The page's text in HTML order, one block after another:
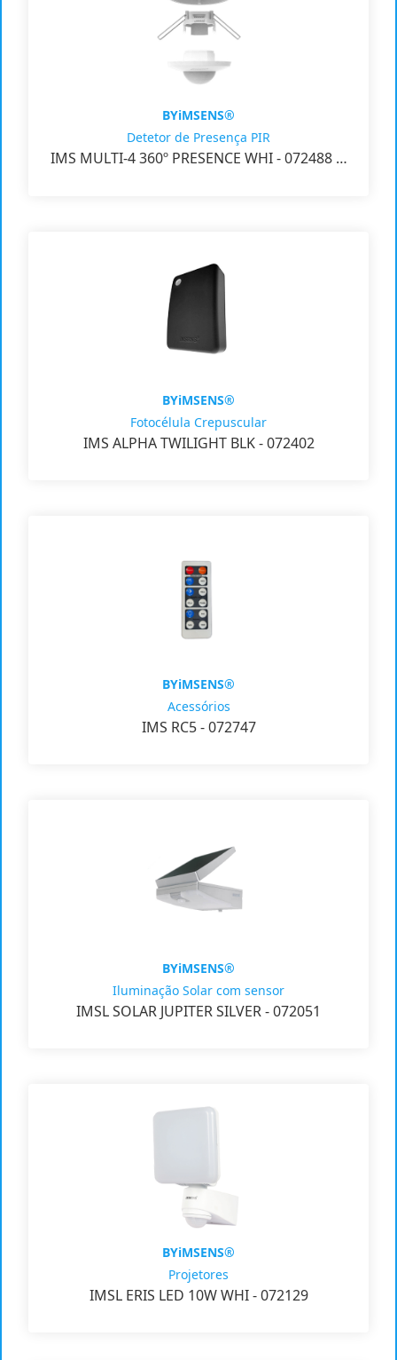
BYiMSENS®
Detetor de Presença PIR
IMS MULTI-4 360º PRESENCE WHI - 072488 …
BYiMSENS®
Fotocélula Crepuscular
IMS ALPHA TWILIGHT BLK - 072402
BYiMSENS®
Acessórios
IMS RC5 - 072747
BYiMSENS®
Iluminação Solar com sensor
IMSL SOLAR JUPITER SILVER - 072051
BYiMSENS®
Projetores
IMSL ERIS LED 10W WHI - 072129